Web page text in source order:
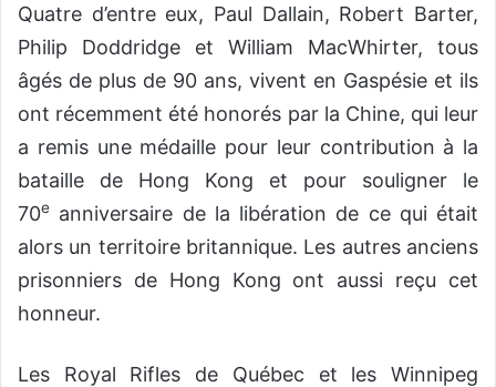
Quatre d’entre eux, Paul Dallain, Robert Barter,
Philip Doddridge et William MacWhirter, tous
âgés de plus de 90 ans, vivent en Gaspésie et ils
ont récemment été honorés par la Chine, qui leur
a remis une médaille pour leur contribution à la
bataille de Hong Kong et pour souligner le
70e
anniversaire de la libération de ce qui était
alors un territoire britannique. Les autres anciens
prisonniers de Hong Kong ont aussi reçu cet
honneur.
Les Royal Rifles de Québec et les Winnipeg